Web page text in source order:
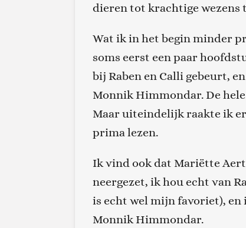
dieren tot krachtige wezens
Wat ik in het begin minder
soms eerst een paar
bij Rabenen Calli gebeurt,
MonnikHimmondar. De
Maar uiteindelijk raakte ik
primalezen.
Ik vind ook dat Mariëtte
neergezet, ik hou echt van
is echt wel mijn favoriet), en
MonnikHimmondar.